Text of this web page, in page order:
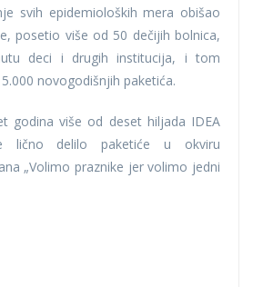
svih epidemioloških mera obišao
posetio više od 50 dečijih bolnica,
deci i drugih institucija, i tom
novogodišnjih paketića.
godina više od deset hiljada IDEA
lično delilo paketiće u okviru
„Volimo praznike jer volimo jedni